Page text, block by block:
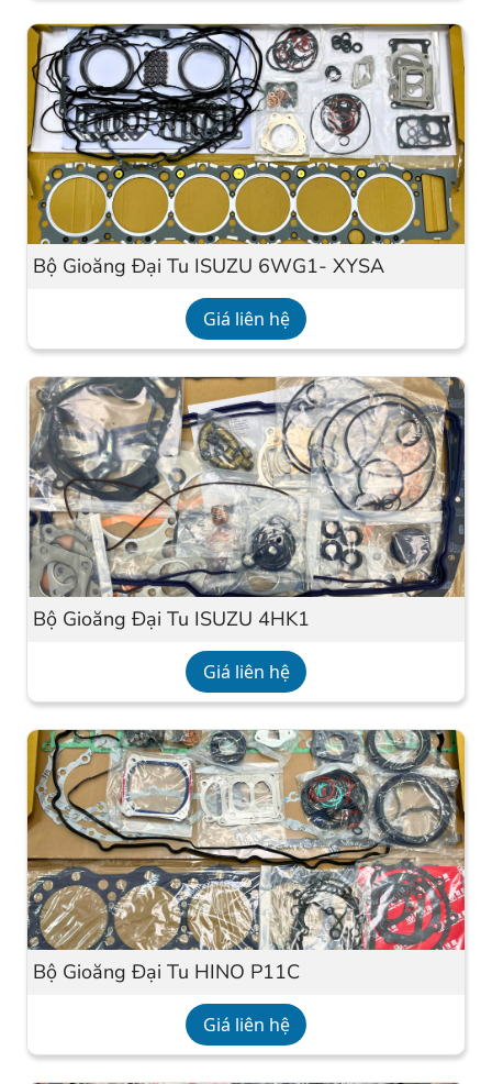
Bộ Gioăng Đại Tu ISUZU 6WG1- XYSA
Giá liên hệ
Bộ Gioăng Đại Tu ISUZU 4HK1
Giá liên hệ
Bộ Gioăng Đại Tu HINO P11C
Giá liên hệ